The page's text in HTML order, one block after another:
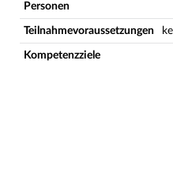
Personen
Teilnahmevoraussetzungen
Kompetenzziele